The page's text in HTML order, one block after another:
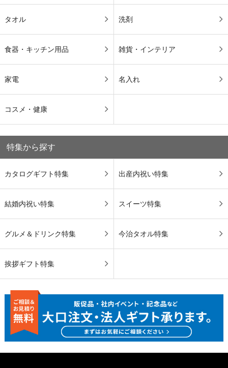
タオル 洗剤
食器・キッチン用品 雑貨・インテリア
家電 名入れ
コスメ・健康
特集から探す
カタログギフト特集 出産内祝い特集
結婚内祝い特集 スイーツ特集
グルメ＆ドリンク特集 今治タオル特集
挨拶ギフト特集